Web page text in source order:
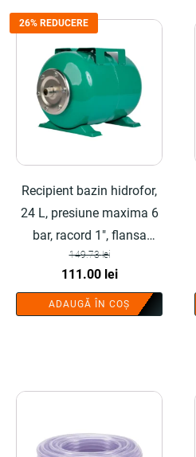
26% REDUCERE
Recipient bazin hidrofor,
24 L, presiune maxima 6
bar, racord 1", flansa
inclusa, membrana
interschimbabila - COBI
SMART®
149.73lei
Prețul
inițial
a
111.00 leiPrețul
curent
este:
ADAUGĂ ÎN COȘ